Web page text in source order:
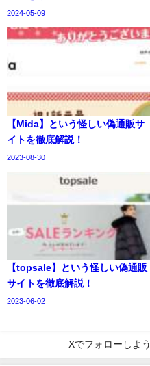
2024-05-09
【Mida】という怪しい偽通販サ
イトを徹底解説！
2023-08-30
【topsale】という怪しい偽通販
サイトを徹底解説！
2023-06-02
Xでフォローしよう